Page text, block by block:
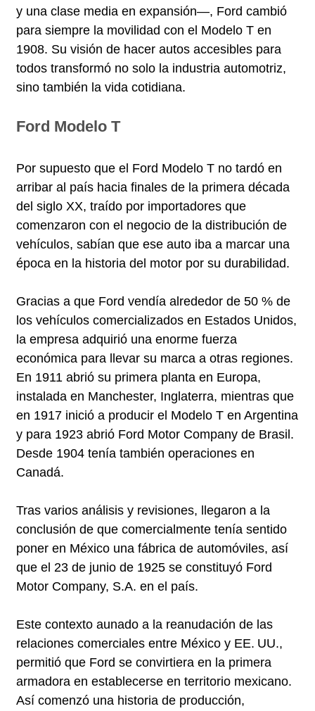
y una clase media en expansión—, Ford cambió
para siempre la movilidad con el Modelo T en
1908. Su visión de hacer autos accesibles para
todos transformó no solo la industria automotriz,
sino también la vida cotidiana.
Ford Modelo T
Por supuesto que el Ford Modelo T no tardó en
arribar al país hacia finales de la primera década
del siglo XX, traído por importadores que
comenzaron con el negocio de la distribución de
vehículos, sabían que ese auto iba a marcar una
época en la historia del motor por su durabilidad.
Gracias a que Ford vendía alrededor de 50 % de
los vehículos comercializados en Estados Unidos,
la empresa adquirió una enorme fuerza
económica para llevar su marca a otras regiones.
En 1911 abrió su primera planta en Europa,
instalada en Manchester, Inglaterra, mientras que
en 1917 inició a producir el Modelo T en Argentina
y para 1923 abrió Ford Motor Company de Brasil.
Desde 1904 tenía también operaciones en
Canadá.
Tras varios análisis y revisiones, llegaron a la
conclusión de que comercialmente tenía sentido
poner en México una fábrica de automóviles, así
que el 23 de junio de 1925 se constituyó Ford
Motor Company, S.A. en el país.
Este contexto aunado a la reanudación de las
relaciones comerciales entre México y EE. UU.,
permitió que Ford se convirtiera en la primera
armadora en establecerse en territorio mexicano.
Así comenzó una historia de producción,